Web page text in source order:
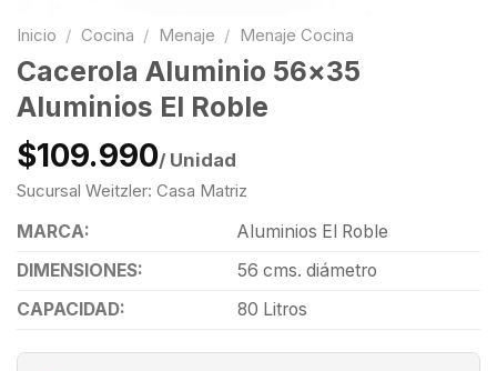
Inicio / Cocina / Menaje / Menaje Cocina
Cacerola Aluminio 56×35
Aluminios El Roble
$109.990/ Unidad
Sucursal Weitzler: Casa Matriz
MARCA:
Aluminios El Roble
DIMENSIONES:
56 cms. diámetro
CAPACIDAD:
80 Litros